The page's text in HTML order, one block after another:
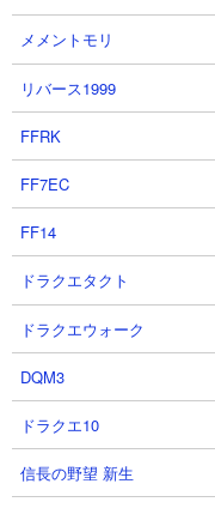
【Nextステージ】
■ レジェンドストー
ゼロフィールド
時空の最果て
バリチッチ盆地
メメントモリ
リバース1999
FFRK
FF7EC
FF14
ドラクエタクト
ドラクエウォーク
DQM3
ドラクエ10
信長の野望 新生